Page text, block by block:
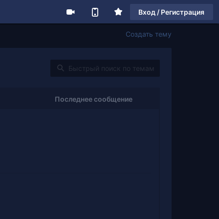
Вход / Регистрация
Создать тему
Последнее сообщение